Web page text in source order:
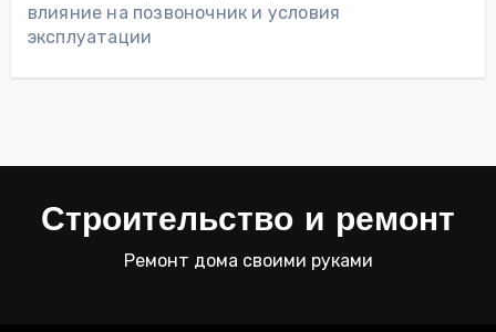
влияние на позвоночник и условия
эксплуатации
Строительство и ремонт
Ремонт дома своими руками